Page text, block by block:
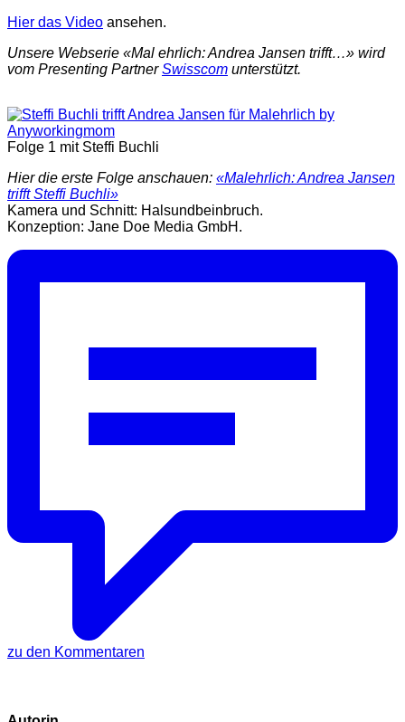
Hier das Video ansehen.
Unsere Webserie «Mal ehrlich: Andrea Jansen trifft…» wird
vom Presenting PartnerSwisscom unterstützt.
Folge 1 mit Steffi Buchli
Hier die erste Folge anschauen: «Malehrlich: Andrea Jansen
trifft Steffi Buchli»
Kamera und Schnitt: Halsundbeinbruch.
Konzeption: Jane Doe Media GmbH.
zu den Kommentaren